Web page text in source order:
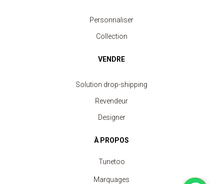
Personnaliser
Collection
VENDRE
Solution drop-shipping
Revendeur
Designer
À PROPOS
Tunetoo
Marquages